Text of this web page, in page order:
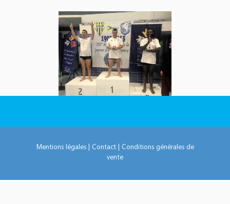
Mentions légales| Contact| Conditions générales de
vente